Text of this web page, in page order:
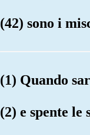
(42) sono i
(1) Quando
(2) e spente le